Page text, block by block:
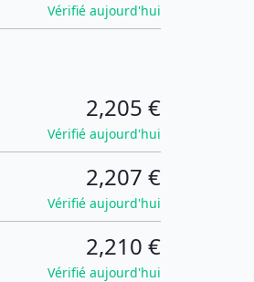
Vérifié aujourd'hui
2,205 €
Vérifié aujourd'hui
2,207 €
Vérifié aujourd'hui
2,210 €
Vérifié aujourd'hui